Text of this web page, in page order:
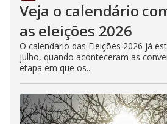
Veja o calendário
as eleições 2026
O calendário das Eleições 2026 já
julho, quando aconteceram as
etapa em que os...